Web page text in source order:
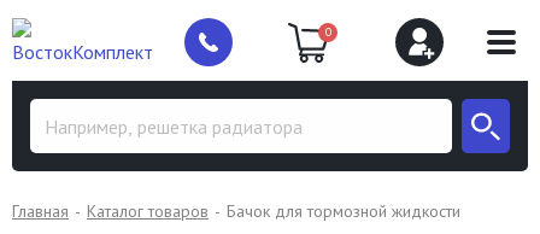
0
Главная Каталог товаров Бачок для тормозной жидкости